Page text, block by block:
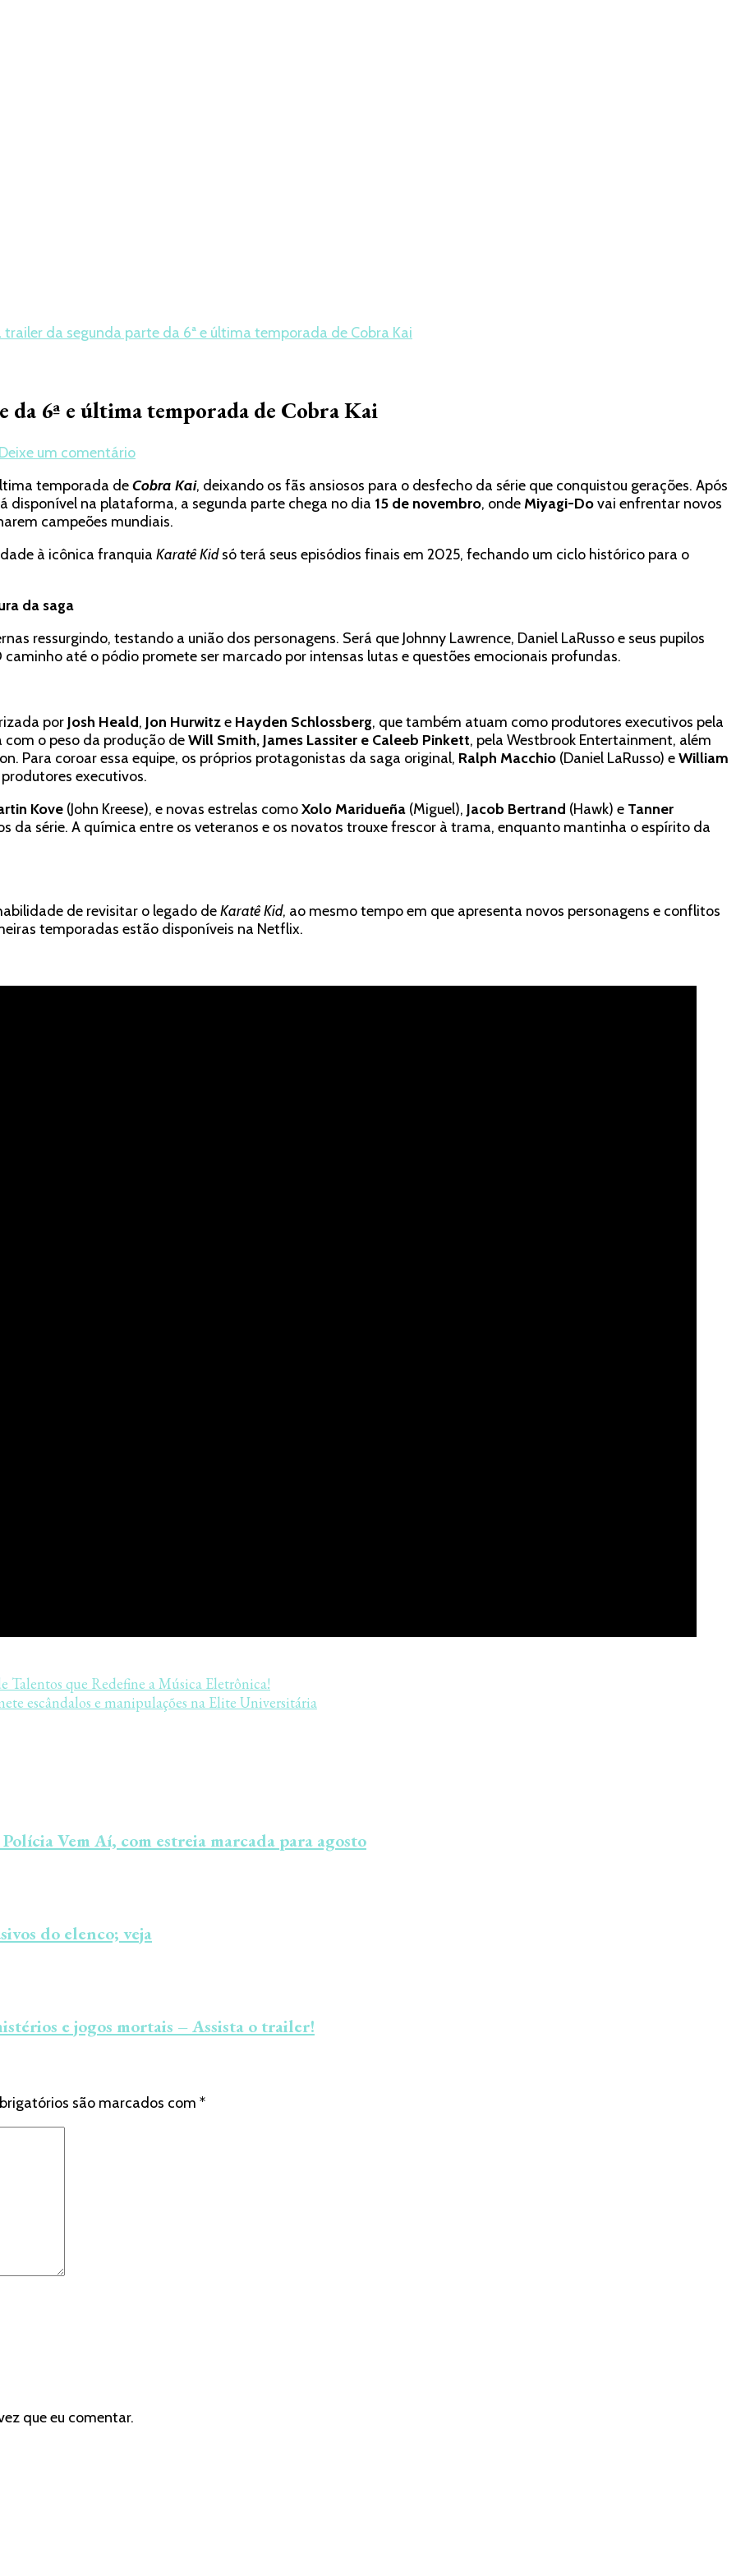
da segunda parte da 6ª e última temporada de Cobra Kai
6ª e última temporada de Cobra Kai
Deixe um comentárioem
divulga
trailer
da
parte
última
temporada
de
temporada deCobra Kai, deixando os fãs ansiosos para o desfecho da série que conquistou gerações. Após
disponível na plataforma, a segunda parte chega no dia 15 de novembro, ondeMiyagi-Dovai enfrentar novos
campeões mundiais.
à icônica franquia Karatê Kidsó terá seus episódios finais em 2025, fechando um ciclo histórico para o
da saga
ressurgindo, testando a união dos personagens. Será que Johnny Lawrence, Daniel LaRusso e seus pupilos
caminho até o pódio promete ser marcado por intensas lutas e questões emocionais profundas.
por Josh Heald, Jon Hurwitze Hayden Schlossberg, que também atuam como produtores executivos pela
o peso da produção deWill Smith, James Lassiter e Caleeb Pinkett, pela Westbrook Entertainment, além
Para coroar essa equipe, os próprios protagonistas da saga original, Ralph Macchio (Daniel LaRusso) eWilliam
executivos.
Kove (John Kreese), e novas estrelas comoXolo Maridueña (Miguel), Jacob Bertrand (Hawk) e Tanner
da série. A química entre os veteranos e os novatos trouxe frescor à trama, enquanto mantinha o espírito da
de revisitar o legado deKaratê Kid, ao mesmo tempo em que apresenta novos personagens e conflitos
temporadas estão disponíveis na Netflix.
Talentos que Redefine a Música Eletrônica!
escândalos e manipulações na Elite Universitária
Vem Aí, com estreia marcada para agosto
do elenco; veja
e jogos mortais – Assista o trailer!
são marcados com *
que eu comentar.